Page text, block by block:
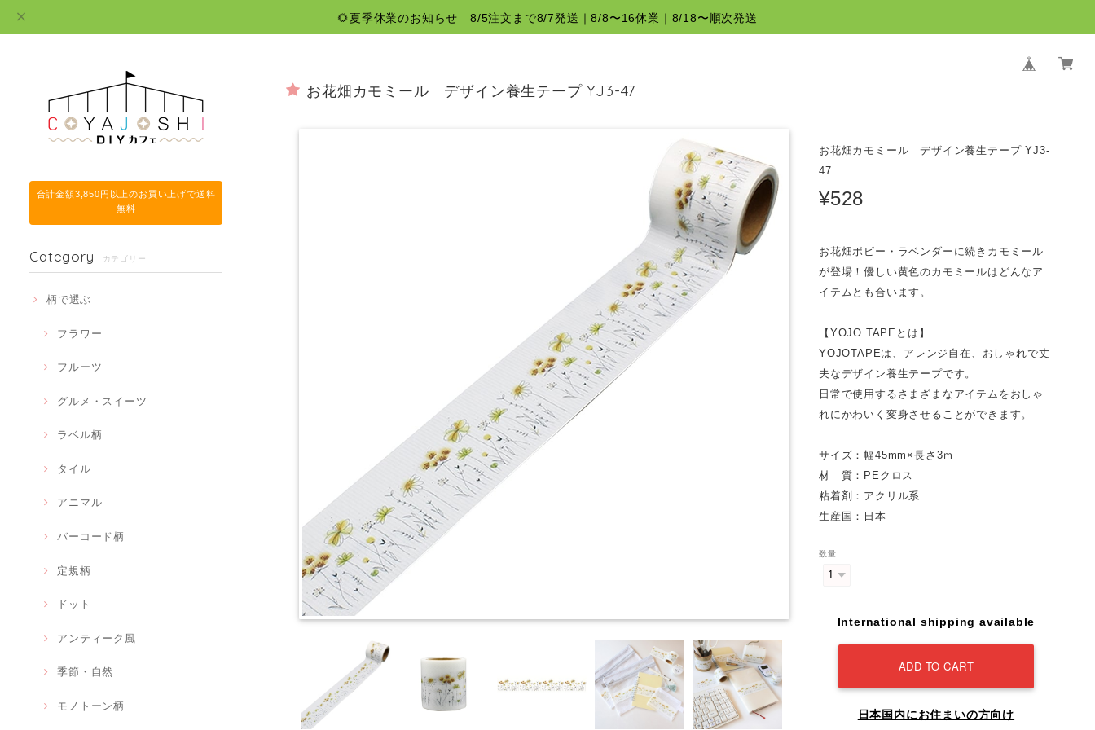
🌻夏季休業のお知らせ 8/5注文まで8/7発送｜8/8〜16休業｜8/18〜順次発送
合計金額3,850円以上のお買い上げで送料
無料
Category カテゴリー
柄で選ぶ
フラワー
フルーツ
グルメ・スイーツ
ラベル柄
タイル
アニマル
バーコード柄
定規柄
ドット
アンティーク風
季節・自然
モノトーン柄
お花畑カモミール デザイン養生テープ YJ3-47
お花畑カモミール デザイン養生テープ YJ3-
47
¥528
お花畑ポピー・ラベンダーに続きカモミール
が登場！優しい黄色のカモミールはどんなア
イテムとも合います。
【YOJO TAPEとは】
YOJOTAPEは、アレンジ自在、おしゃれで丈
夫なデザイン養生テープです。
日常で使用するさまざまなアイテムをおしゃ
れにかわいく変身させることができます。
サイズ：幅45mm×長さ3ｍ
材 質：PEクロス
粘着剤：アクリル系
生産国：日本
数量
International shipping available
ADD TO CART
日本国内にお住まいの方向け